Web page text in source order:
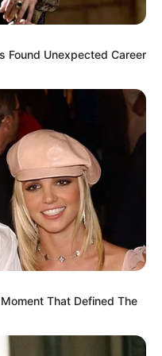
Found Unexpected Career
That Defined The